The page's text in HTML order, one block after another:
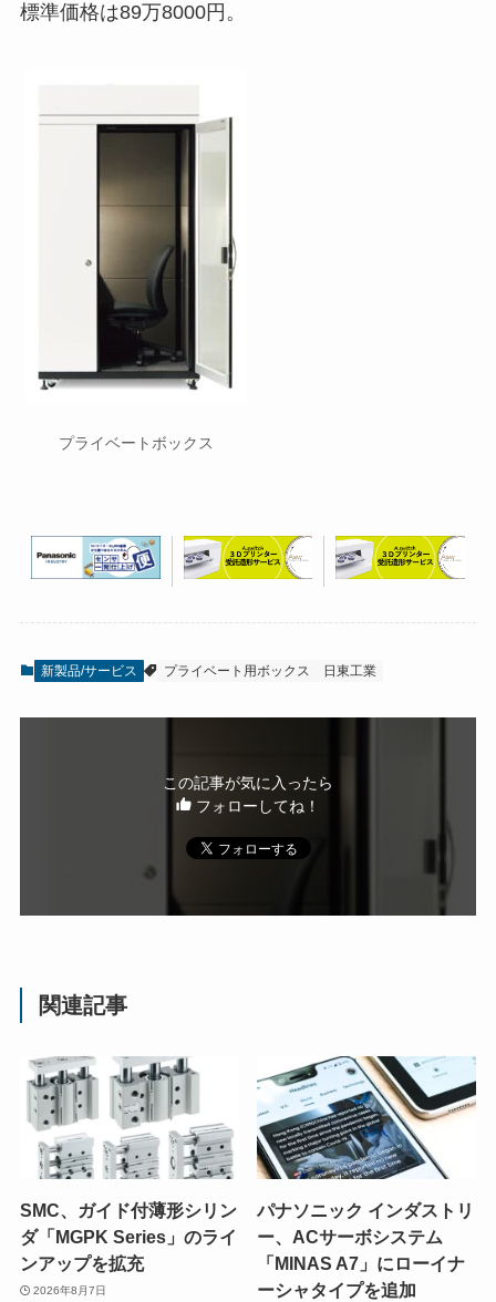
標準価格は89万8000円。
プライベートボックス
新製品/サービス プライベート用ボックス 日東工業
この記事が気に入ったら
フォローしてね！
関連記事
SMC、ガイド付薄形シリン
ダ「MGPK Series」のライ
ンアップを拡充
2026年8月7日
パナソニック インダストリ
ー、ACサーボシステム
「MINAS A7」にローイナ
ーシャタイプを追加